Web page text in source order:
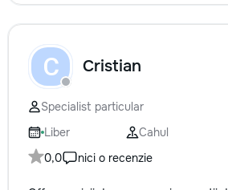
C Cristian
Specialist particular
Liber
Cahul
0,0
nici o recenzie